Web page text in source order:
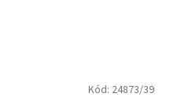
Kód: 24873/39